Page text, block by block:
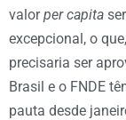
valorper capita
excepcional, o
precisaria ser
Brasil e o FNDE
pauta desde